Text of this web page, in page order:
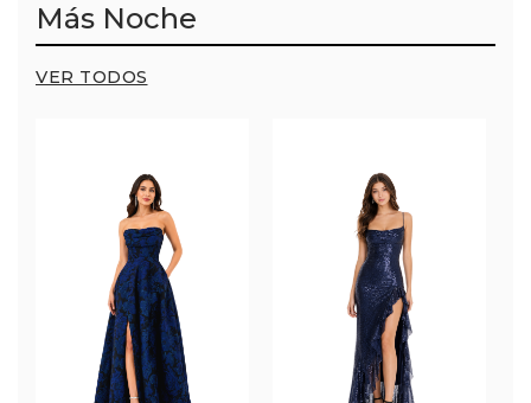
Más Noche
VER TODOS